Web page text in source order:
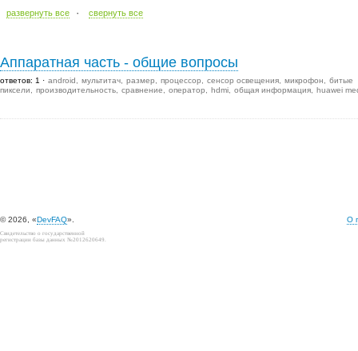
развернуть все · cвернуть все
Аппаратная часть - общие вопросы
ответов: 1 android мультитач размер процессор сенсор освещения микрофон
битые
пиксели
производительность сравнение оператор hdmi общая информация huawei
© 2026, «DevFAQ». О
Свидетельство о государственной
регистрации базы данных №2012620649.